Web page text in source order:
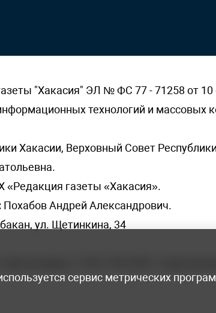
"Хакасия" ЭЛ № ФС 77 - 71258 от 10
технологий и массовых
Хакасии, Верховный Совет
«Редакция газеты «Хакасия».
Похабов Андрей Александрович.
ул. Щетинкина, 34
сервис метрических